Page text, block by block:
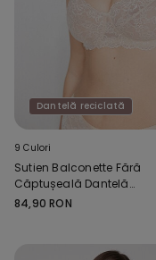
Dantelă reciclată
9 Culori
Sutien Balconette Fără
Căptușeală Dantelă
Reciclată Paris
84,90 RON